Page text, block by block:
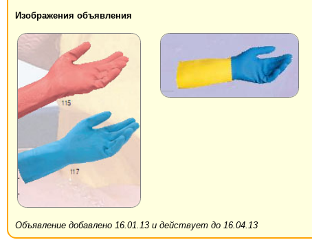
Изображения объявления
Объявление добавлено 16.01.13 и действует до 16.04.13